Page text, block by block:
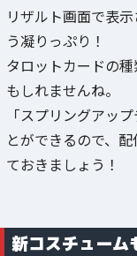
リザルト画面で表
う凝りっぷり！
タロットカードの
もしれませんね。
「スプリングアッ
とができるので、
ておきましょう！
新コスチューム